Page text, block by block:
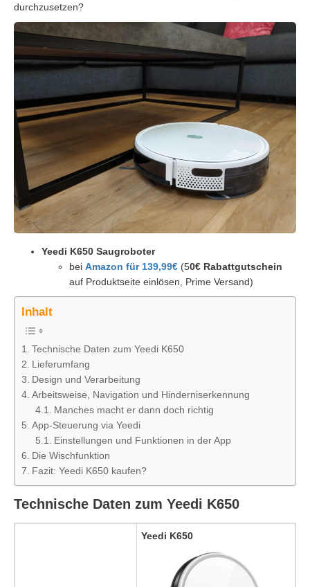
durchzusetzen?
Yeedi K650 Saugroboter
bei Amazon für 139,99€ (50€ Rabattgutschein
auf Produktseite einlösen, Prime Versand)
Inhalt
Technische Daten zum Yeedi K650
Lieferumfang
Design und Verarbeitung
Arbeitsweise, Navigation und Hinderniserkennung
Manches macht er dann doch richtig
App-Steuerung via Yeedi
Einstellungen und Funktionen in der App
Die Wischfunktion
Fazit: Yeedi K650 kaufen?
Technische Daten zum Yeedi K650
Yeedi K650